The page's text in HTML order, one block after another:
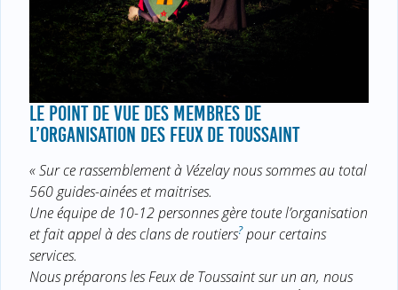
LE POINT DE VUE DES MEMBRES DE
L’ORGANISATION DES FEUX DE TOUSSAINT
« Sur ce rassemblement à Vézelay nous sommes au total
560 guides-ainées et maitrises.
Une équipe de 10-12 personnes gère toute l’organisation
et fait appel à des clans de routiers?pour certains
services.
Nous préparons les Feux de Toussaint sur un an, nous